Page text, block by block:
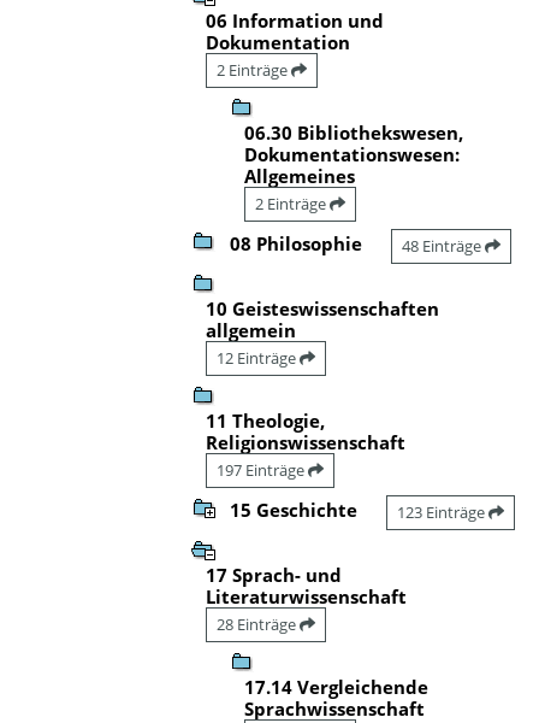
06 Information und
Dokumentation
2 Einträge
06.30 Bibliothekswesen,
Dokumentationswesen:
Allgemeines
2 Einträge
08 Philosophie 48 Einträge
10 Geisteswissenschaften
allgemein
12 Einträge
11 Theologie,
Religionswissenschaft
197 Einträge
15 Geschichte 123 Einträge
17 Sprach- und
Literaturwissenschaft
28 Einträge
17.14 Vergleichende
Sprachwissenschaft